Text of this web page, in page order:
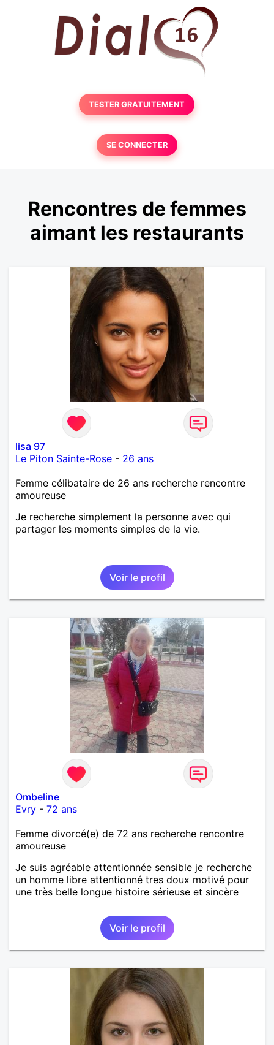
TESTER GRATUITEMENT
SE CONNECTER
Rencontres de femmes
aimant les restaurants
lisa 97
Le Piton Sainte-Rose - 26 ans
Femme célibataire de 26 ans recherche rencontre
amoureuse
Je recherche simplement la personne avec qui
partager les moments simples de la vie.
Voir le profil
Ombeline
Evry - 72 ans
Femme divorcé(e) de 72 ans recherche rencontre
amoureuse
Je suis agréable attentionnée sensible je recherche
un homme libre attentionné tres doux motivé pour
une très belle longue histoire sérieuse et sincère
Voir le profil